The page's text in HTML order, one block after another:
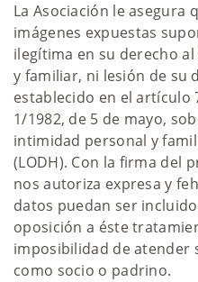
La Asociación le asegura
imágenes expuestas
ilegítima en su derecho
y familiar, ni lesión de su
establecido en el artículo
1/1982, de 5 de mayo,
intimidad personal y
(LODH). Con la firma del
nos autoriza expresa y
datos puedan ser
oposición a éste
imposibilidad de atender
como socio o padrino.